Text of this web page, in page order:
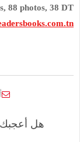
88 photos, 38 DT
هل